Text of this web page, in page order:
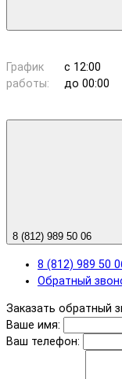
График
работы:
с 12:00
до 00:00
8 (812) 989 50 06
8 (812) 989 50
Обратный
Заказать обратный
Ваше имя:
Ваш телефон: